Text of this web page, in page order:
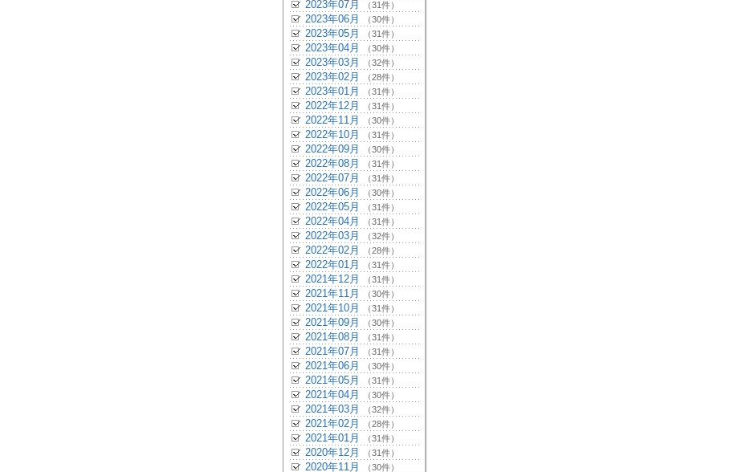
2023年07月 （31件）
2023年06月 （30件）
2023年05月 （31件）
2023年04月 （30件）
2023年03月 （32件）
2023年02月 （28件）
2023年01月 （31件）
2022年12月 （31件）
2022年11月 （30件）
2022年10月 （31件）
2022年09月 （30件）
2022年08月 （31件）
2022年07月 （31件）
2022年06月 （30件）
2022年05月 （31件）
2022年04月 （31件）
2022年03月 （32件）
2022年02月 （28件）
2022年01月 （31件）
2021年12月 （31件）
2021年11月 （30件）
2021年10月 （31件）
2021年09月 （30件）
2021年08月 （31件）
2021年07月 （31件）
2021年06月 （30件）
2021年05月 （31件）
2021年04月 （30件）
2021年03月 （32件）
2021年02月 （28件）
2021年01月 （31件）
2020年12月 （31件）
2020年11月 （30件）